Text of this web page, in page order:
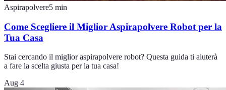
Aspirapolvere5 min
Come Scegliere il Miglior Aspirapolvere Robot per la
Tua Casa
Stai cercando il miglior aspirapolvere robot? Questa guida ti aiuterà
a fare la scelta giusta per la tua casa!
Aug 4